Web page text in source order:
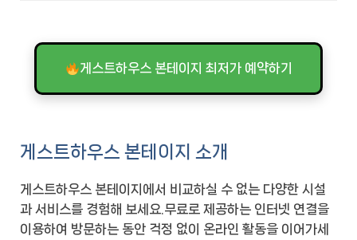
게스트하우스 본테이지 최저가 예약하기
게스트하우스 본테이지 소개
게스트하우스 본테이지에서 비교하실 수 없는 다양한 시설
과 서비스를 경험해 보세요.무료로 제공하는 인터넷 연결을
이용하여 방문하는 동안 걱정 없이 온라인 활동을 이어가세